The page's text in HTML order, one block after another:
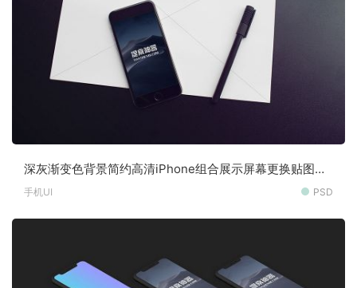
深灰渐变色背景简约高清iPhone组合展示屏幕更换贴图样
机素材
手机UI PSD